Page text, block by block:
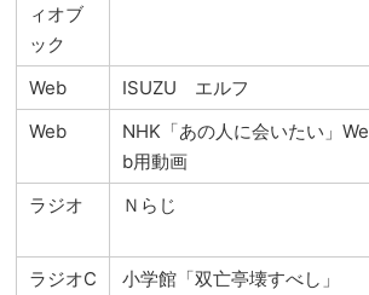
ィオブ
ック
Web ISUZU エルフ
Web
NHK「あの人に会いたい」We
b用動画
ラジオ Ｎらじ
ラジオC
小学館「双亡亭壊すべし」